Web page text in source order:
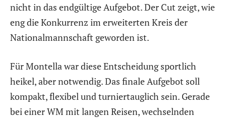
nicht in das endgültige Aufgebot. Der Cut zeigt, wie
eng die Konkurrenz im erweiterten Kreis der
Nationalmannschaft geworden ist.
Für Montella war diese Entscheidung sportlich
heikel, aber notwendig. Das finale Aufgebot soll
kompakt, flexibel und turniertauglich sein. Gerade
bei einer WM mit langen Reisen, wechselnden